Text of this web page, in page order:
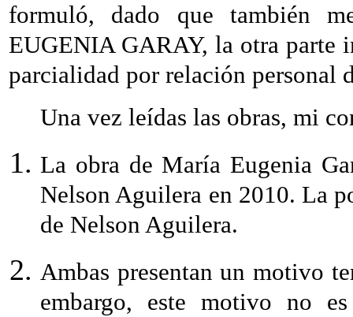
formuló, dado que también
EUGENIA GARAY, la otra parte
parcialidad por relación personal
Una vez leídas las obras, mi
La obra de María Eugenia
Nelson Aguilera en 2010. La
de Nelson Aguilera.
Ambas presentan un motivo
embargo, este motivo no